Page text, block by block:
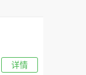
详情